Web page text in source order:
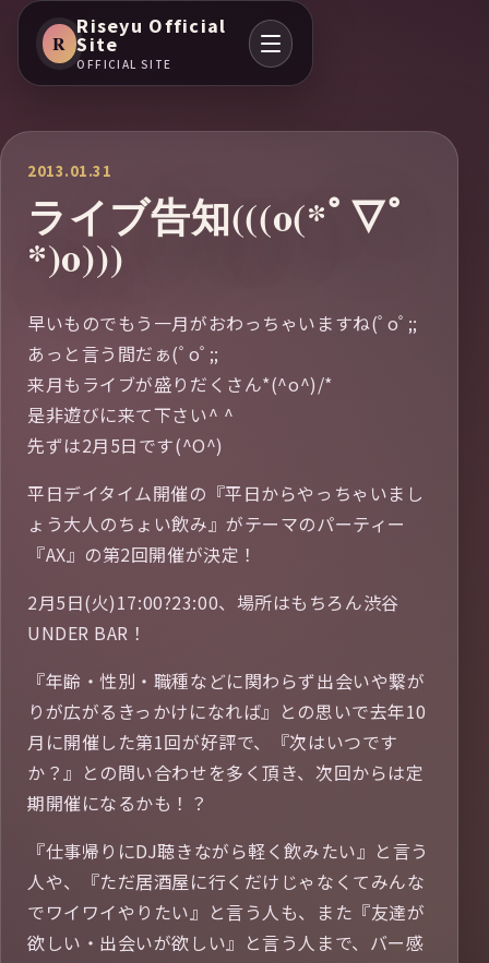
R
Riseyu Official
Site
OFFICIAL SITE
2013.01.31
ライブ告知(((o(*ﾟ▽ﾟ
*)o)))
早いものでもう一月がおわっちゃいますね(ﾟoﾟ;;
あっと言う間だぁ(ﾟoﾟ;;
来月もライブが盛りだくさん*(^o^)/*
是非遊びに来て下さい^ ^
先ずは2月5日です(^O^)
平日デイタイム開催の『平日からやっちゃいまし
ょう大人のちょい飲み』がテーマのパーティー
『AX』の第2回開催が決定！
2月5日(火)17:00?23:00、場所はもちろん渋谷
UNDER BAR！
『年齢・性別・職種などに関わらず出会いや繋が
りが広がるきっかけになれば』との思いで去年10
月に開催した第1回が好評で、『次はいつです
か？』との問い合わせを多く頂き、次回からは定
期開催になるかも！？
『仕事帰りにDJ聴きながら軽く飲みたい』と言う
人や、『ただ居酒屋に行くだけじゃなくてみんな
でワイワイやりたい』と言う人も、また『友達が
欲しい・出会いが欲しい』と言う人まで、バー感